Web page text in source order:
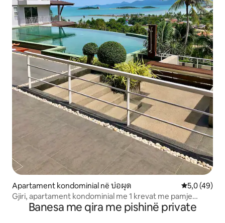
Apartament kondominial në บ่อผุด Vlerësimi
5,0 (49)
Gjiri, apartament kondominial me 1 krevat me pamje
mahnitëse nga deti
Banesa me qira me pishinë private